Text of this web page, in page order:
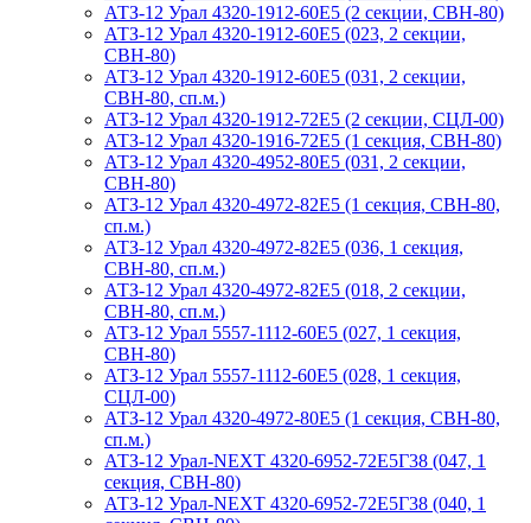
АТЗ-12 Урал 4320-1912-60Е5 (2 секции, СВН-80)
АТЗ-12 Урал 4320-1912-60Е5 (023, 2 секции,
СВН-80)
АТЗ-12 Урал 4320-1912-60Е5 (031, 2 секции,
СВН-80, сп.м.)
АТЗ-12 Урал 4320-1912-72Е5 (2 секции, СЦЛ-00)
АТЗ-12 Урал 4320-1916-72Е5 (1 секция, СВН-80)
АТЗ-12 Урал 4320-4952-80Е5 (031, 2 секции,
СВН-80)
АТЗ-12 Урал 4320-4972-82Е5 (1 секция, СВН-80,
сп.м.)
АТЗ-12 Урал 4320-4972-82Е5 (036, 1 секция,
СВН-80, сп.м.)
АТЗ-12 Урал 4320-4972-82Е5 (018, 2 секции,
СВН-80, сп.м.)
АТЗ-12 Урал 5557-1112-60Е5 (027, 1 секция,
СВН-80)
АТЗ-12 Урал 5557-1112-60Е5 (028, 1 секция,
СЦЛ-00)
АТЗ-12 Урал 4320-4972-80Е5 (1 секция, СВН-80,
сп.м.)
АТЗ-12 Урал-NEXT 4320-6952-72Е5Г38 (047, 1
секция, СВН-80)
АТЗ-12 Урал-NEXT 4320-6952-72Е5Г38 (040, 1